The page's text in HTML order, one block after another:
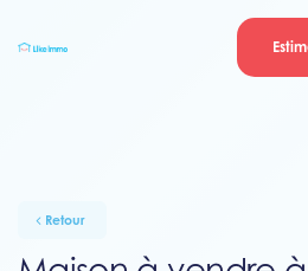
Retour